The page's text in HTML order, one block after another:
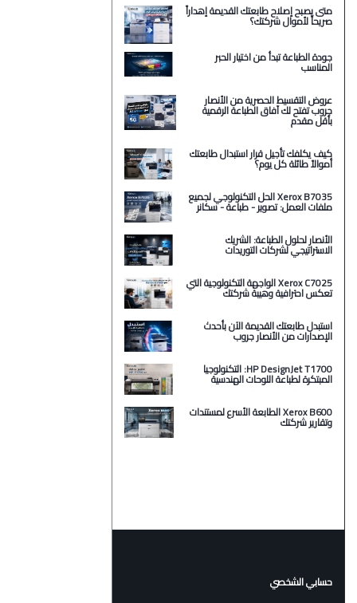
متى يصبح إصلاح طابعتك القديمة إهداراً
صريحاً لأموال شركتك؟
جودة الطباعة تبدأ من اختيار الحبر
المناسب
عروض التقسيط الحصرية من الأنصار
جروب تفتح لك آفاق الطباعة الرقمية
بأقل مقدم
كيف يكلفك تأجيل قرار استبدال طابعتك
أموالاً طائلة كل يوم؟
Xerox B7035 الحل التكنولوجي لجميع
ملفات العمل: تصوير - طباعة - سكانر
الأنصار لحلول الطباعة: الشريك
الاستراتيجي لشركات التوريدات
Xerox C7025 الواجهة التكنولوجية التي
تعكس احترافية وهيبة شركتك
استبدل طابعتك القديمة الآن بأحدث
الإصدارات من الأنصار جروب
HP DesignJet T1700: التكنولوجيا
المبتكرة لطباعة اللوحات الهندسية
Xerox B600 الطابعة الأسرع لمستندات
وتقارير شركتك
حسابي الشخصي